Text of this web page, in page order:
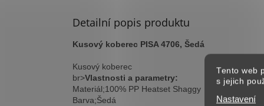
Tento web
s jejich
Nastavení
Detailní popis produktu
Kusový koberec PISA 4706, Šedá
Kusový koberec
br>Vlastnosti a parametry:
Materiál;100% PP Heatset Shaggy
Barva;Šedá